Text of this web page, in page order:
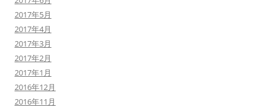
2017年5月
2017年4月
2017年3月
2017年2月
2017年1月
2016年12月
2016年11月